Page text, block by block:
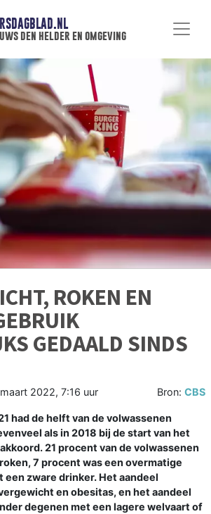
den helder en omgeving
ROKEN EN
GEDAALD SINDS
maart 2022, 7:16 uur Bron: CBS
had de helft van de volwassenen
als in 2018 bij de start van het
21 procent van de volwassenen
7 procent was een overmatige
zware drinker. Het aandeel
en obesitas, en het aandeel
degenen met een lagere welvaart of